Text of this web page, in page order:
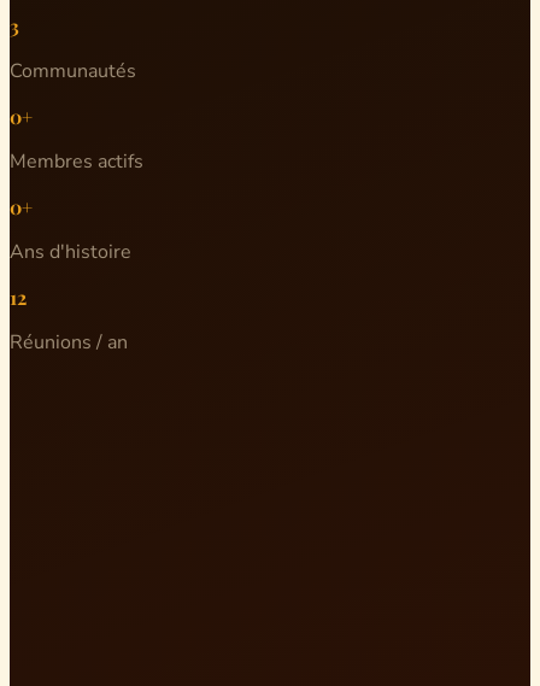
3
Communautés
0+
Membres actifs
0+
Ans d'histoire
12
Réunions / an